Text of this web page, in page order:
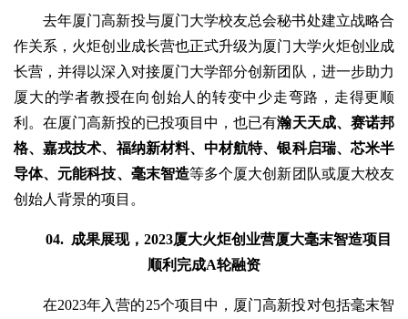
去年厦门高新投与厦门大学校友总会秘书处建立战略合
作关系，火炬创业成长营也正式升级为厦门大学火炬创业成
长营，并得以深入对接厦门大学部分创新团队，进一步助力
厦大的学者教授在向创始人的转变中少走弯路，走得更顺
利。在厦门高新投的已投项目中，也已有瀚天天成、赛诺邦
格、嘉戎技术、福纳新材料、中材航特、银科启瑞、芯米半
导体、元能科技、毫末智造等多个厦大创新团队或厦大校友
创始人背景的项目。
04. 成果展现，2023厦大火炬创业营厦大毫末智造项目
顺利完成A轮融资
在2023年入营的25个项目中，厦门高新投对包括毫末智